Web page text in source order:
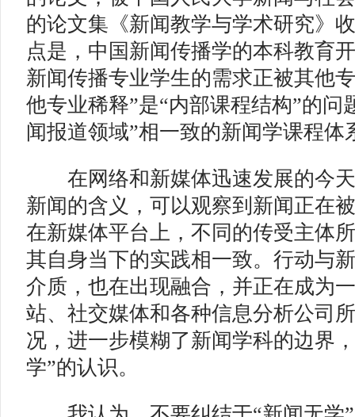
的论文集《新闻教学与学术研究》
点是，中国新闻传播学的本科教育
新闻传播专业学生的需求正被其他
他专业稀释”是“内部课程结构”的问
闻报道领域”相一致的新闻学课程体
在网络和新媒体迅速发展的今天
新闻的含义，可以观察到新闻正在
在新媒体平台上，不同的传受主体
其自身当下的实践相一致。行动与
介质，也在出现融合，并正在成为
站、社交媒体和各种信息分析公司
况，进一步模糊了新闻学科的边界
学”的认识。